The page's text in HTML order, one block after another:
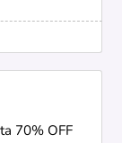
70% OFF